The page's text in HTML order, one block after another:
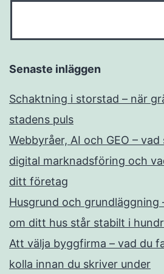
Senaste inläggen
Schaktning i storstad – när
stadens puls
Webbyråer, AI och GEO –
digital marknadsföring och
ditt företag
Husgrund och grundläggning
om ditt hus står stabilt i
Att välja byggfirma – vad du
kolla innan du skriver under